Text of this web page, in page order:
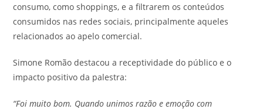
consumo, como shoppings, e a filtrarem os conteúdos
consumidos nas redes sociais, principalmente aqueles
relacionados ao apelo comercial.
Simone Romão destacou a receptividade do público e o
impacto positivo da palestra:
“Foi muito bom. Quando unimos razão e emoção com